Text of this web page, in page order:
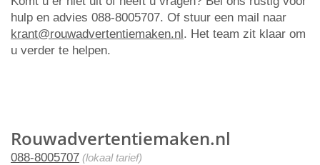
Rouwadvertentiemaken.nl
088-8005707 (lokaal tarief)
hulp en advies 088-8005707. Of stuur een mail naar
krant@rouwadvertentiemaken.nl. Het team zit klaar om
u verder te helpen.